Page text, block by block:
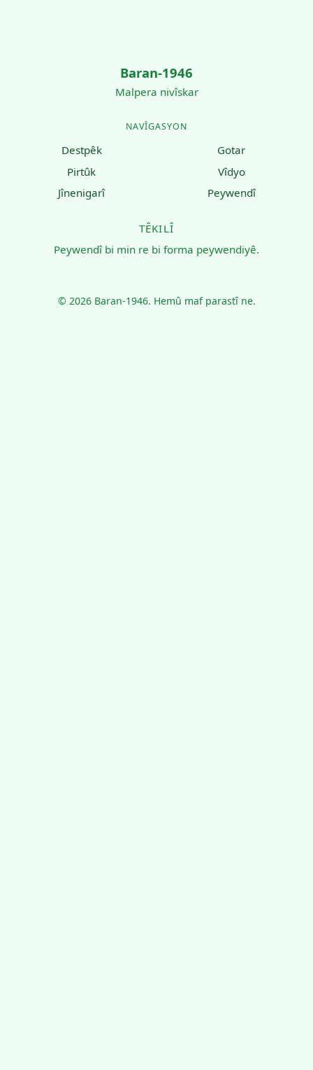
Baran-1946
Malpera nivîskar
NAVÎGASYON
Destpêk
Gotar
Pirtûk
Vîdyo
Jînenigarî
Peywendî
TÊKILÎ
Peywendî bi min re bi forma peywendiyê.
© 2026 Baran-1946. Hemû maf parastî ne.